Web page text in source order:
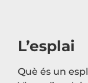
L’esplai
Què és un